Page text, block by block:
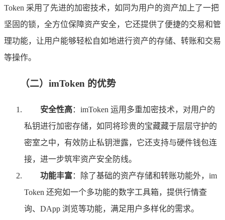
Token 采用了先进的加密技术，如同为用户的资产加上了一把
坚固的锁，全方位保障资产安全，它还提供了便捷的交易和管
理功能，让用户能够轻松自如地进行资产的存储、转账和交易
等操作。
（二）imToken 的优势
安全性高：imToken 运用多重加密技术，对用户的
私钥进行加密存储，如同将珍贵的宝藏藏于层层守护的
密室之中，有效防止私钥泄露，它还支持与硬件钱包连
接，进一步筑牢资产安全防线。
功能丰富：除了基础的资产存储和转账功能外，im
Token 还宛如一个多功能的数字工具箱，提供行情查
询、DApp 浏览等功能，满足用户多样化的需求。